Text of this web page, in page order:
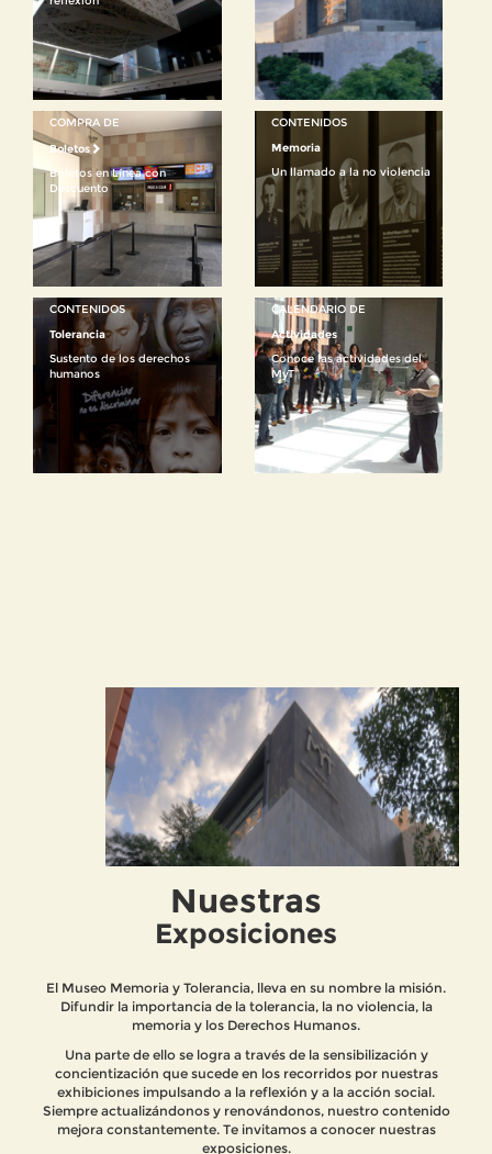
COMPRA DE
Boletos
Boletos en Línea con
Descuento
CONTENIDOS
Memoria
Un llamado a la no violencia
CONTENIDOS
Tolerancia
Sustento de los derechos
humanos
CALENDARIO DE
Actividades
Conoce las actividades del
MyT
Nuestras
Exposiciones
El Museo Memoria y Tolerancia, lleva en su nombre la misión.
Difundir la importancia de la tolerancia, la no violencia, la
memoria y los Derechos Humanos.
Una parte de ello se logra a través de la sensibilización y
concientización que sucede en los recorridos por nuestras
exhibiciones impulsando a la reflexión y a la acción social.
Siempre actualizándonos y renovándonos, nuestro contenido
mejora constantemente. Te invitamos a conocer nuestras
exposiciones.